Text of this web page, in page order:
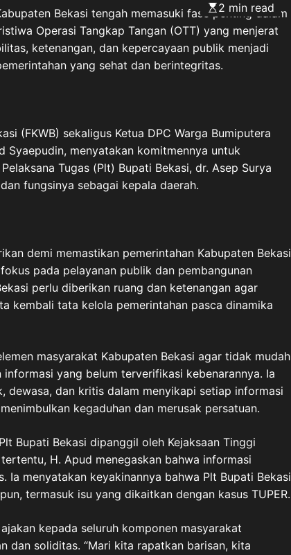
2 min read
Bekasi tengah memasuki fase penting dalam
Operasi Tangkap Tangan (OTT) yang menjerat
ketenangan, dan kepercayaan publik menjadi
yang sehat dan berintegritas.
(FKWB) sekaligus Ketua DPC Warga Bumiputera
Syaepudin, menyatakan komitmennya untuk
Tugas (Plt) Bupati Bekasi, dr. Asep Surya
fungsinya sebagai kepala daerah.
demi memastikan pemerintahan Kabupaten Bekasi
pada pelayanan publik dan pembangunan
perlu diberikan ruang dan ketenangan agar
kembali tata kelola pemerintahan pasca dinamika
masyarakat Kabupaten Bekasi agar tidak mudah
yang belum terverifikasi kebenarannya. Ia
dewasa, dan kritis dalam menyikapi setiap informasi
kegaduhan dan merusak persatuan.
Bupati Bekasi dipanggil oleh Kejaksaan Tinggi
H. Apud menegaskan bahwa informasi
Ia menyatakan keyakinannya bahwa Plt Bupati Bekasi
termasuk isu yang dikaitkan dengan kasus TUPER.
kepada seluruh komponen masyarakat
dan soliditas. “Mari kita rapatkan barisan, kita